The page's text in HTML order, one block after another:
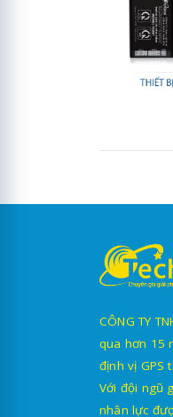
CÔNG TY
qua hơn 15
định vị GPS
Với đội ngũ
nhân lực